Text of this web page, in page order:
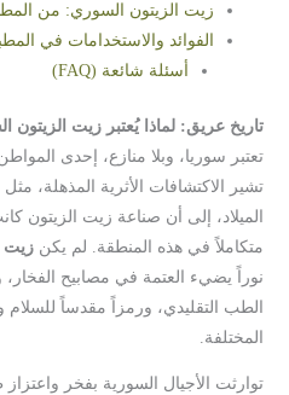
زيت الزيتون السوري: من
الفوائد والاستخدامات في
أسئلة شائعة (FAQ)
تاريخ عريق: لماذا يُعتبر زيت الزيتون
تعتبر سوريا، وبلا منازع، إحدى
تشير الاكتشافات الأثرية المذهلة،
الميلاد، إلى أن صناعة زيت الزيتون
متكاملاً في هذه المنطقة. لم يكنزيت
نوراً يضيء العتمة في مصابيح
الطب التقليدي، ورمزاً مقدساً للسلام
المختلفة.
توارثت الأجيال السورية بفخر واعتزاز